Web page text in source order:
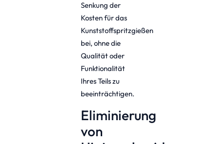
Senkung der
Kosten für das
Kunststoffspritzgießen
bei, ohne die
Qualität oder
Funktionalität
Ihres Teils zu
beeinträchtigen.
Eliminierung
von